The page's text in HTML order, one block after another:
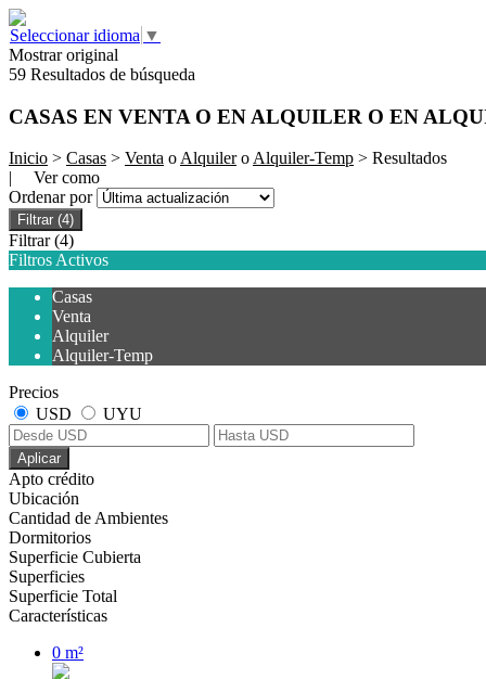
Seleccionar idioma ▼
Mostrar original
59 Resultados de búsqueda
CASAS EN VENTA O EN ALQUILER O EN
Inicio > Casas > Venta oAlquileroAlquiler-Temp > Resultados
| Ver como
Ordenar por
Filtrar (4)
Filtrar (4)
Filtros Activos
Casas
Venta
Alquiler
Alquiler-Temp
Precios
USD
UYU
Aplicar
Apto crédito
Ubicación
Cantidad de Ambientes
Dormitorios
Superficie Cubierta
Superficies
Superficie Total
Características
0 m²